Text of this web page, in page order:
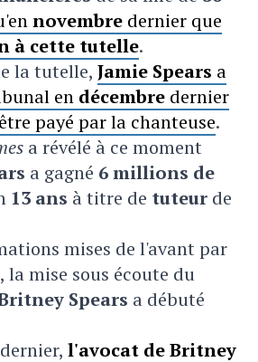
novembre dernier que
à cette tutelle.
la tutelle, Jamie Spears a
en décembre dernier
payé par la chanteuse.
a révélé à ce moment
a gagné 6 millions de
13 ans à titre de tuteur de
mises de l'avant par
, la mise sous écoute du
Spears a débuté
dernier, l'avocat de Britney